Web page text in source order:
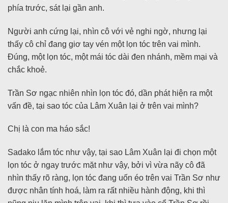
phía trước, sát lại gần anh.
Người anh cứng lại, nhìn cô với vẻ nghi ngờ, nhưng lại
thấy cô chỉ đang giơ tay vén một lọn tóc trên vai mình.
Đúng, một lọn tóc, một mái tóc dài đen nhánh, mềm mại và
chắc khoẻ.
Trần Sơ ngạc nhiên nhìn lọn tóc đó, dần phát hiện ra một
vấn đề, tại sao tóc của Lâm Xuân lại ở trên vai mình?
Chị là con ma háo sắc!
Sadako lắm tóc như vậy, tại sao Lâm Xuân lại đi chọn một
lọn tóc ở ngay trước mặt như vậy, bởi vì vừa nãy cô đã
nhìn thấy rõ ràng, lọn tóc đang uốn éo trên vai Trần Sơ như
được nhân tính hoá, làm ra rất nhiều hành động, khi thì